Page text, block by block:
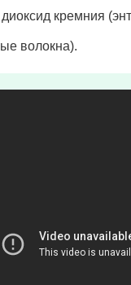
кремния
волокна).